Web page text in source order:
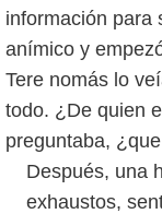
información para
anímico y
Tere nomás lo
todo. ¿De quien
preguntaba,
Después, una
exhaustos,